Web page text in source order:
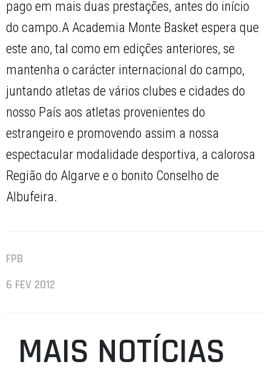
pago em mais duas prestações, antes do início
do campo.A Academia Monte Basket espera que
este ano, tal como em edições anteriores, se
mantenha o carácter internacional do campo,
juntando atletas de vários clubes e cidades do
nosso País aos atletas provenientes do
estrangeiro e promovendo assim a nossa
espectacular modalidade desportiva, a calorosa
Região do Algarve e o bonito Conselho de
Albufeira.
FPB
6 FEV 2012
MAIS NOTÍCIAS